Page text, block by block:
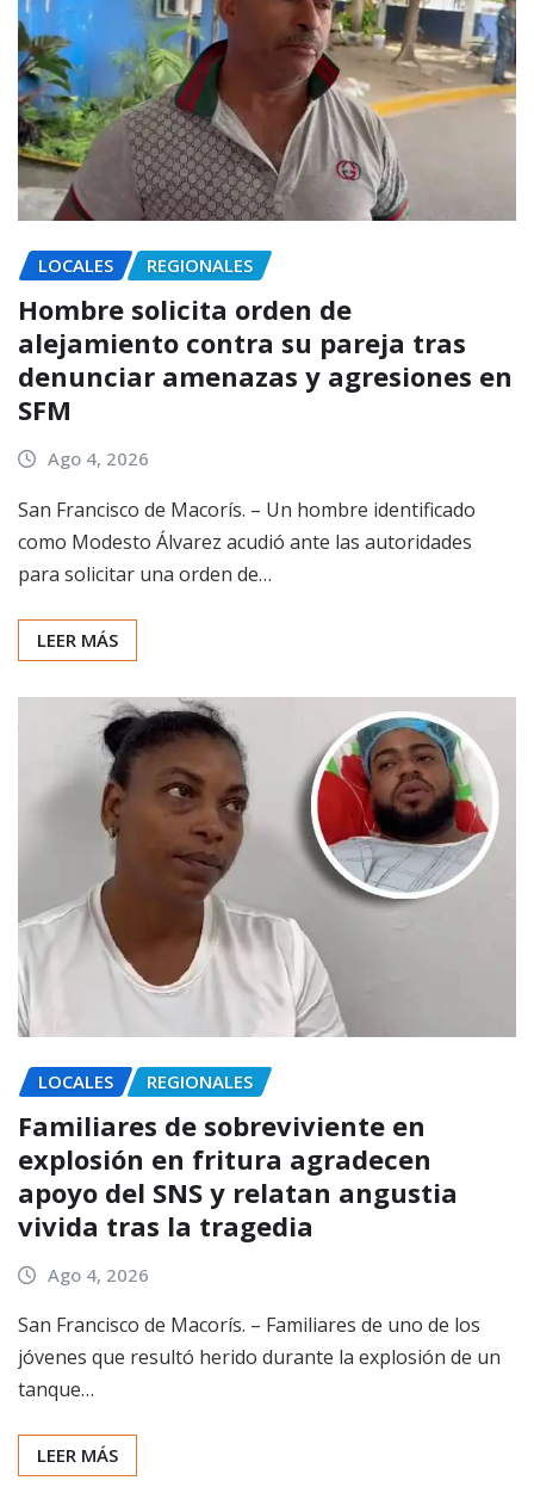
LOCALES REGIONALES
Hombre solicita orden de
alejamiento contra su pareja tras
denunciar amenazas y agresiones en
SFM
Ago 4, 2026
San Francisco de Macorís. – Un hombre identificado
como Modesto Álvarez acudió ante las autoridades
para solicitar una orden de…
LEER MÁS
LOCALES REGIONALES
Familiares de sobreviviente en
explosión en fritura agradecen
apoyo del SNS y relatan angustia
vivida tras la tragedia
Ago 4, 2026
San Francisco de Macorís. – Familiares de uno de los
jóvenes que resultó herido durante la explosión de un
tanque…
LEER MÁS